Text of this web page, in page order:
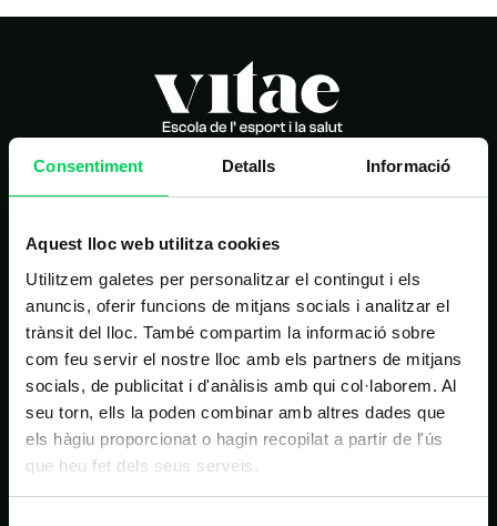
Consentiment Detalls Informació
Aquest lloc web utilitza cookies
Utilitzem galetes per personalitzar el contingut i els
anuncis, oferir funcions de mitjans socials i analitzar el
trànsit del lloc. També compartim la informació sobre
com feu servir el nostre lloc amb els partners de mitjans
socials, de publicitat i d'anàlisis amb qui col·laborem. Al
seu torn, ells la poden combinar amb altres dades que
els hàgiu proporcionat o hagin recopilat a partir de l'ús
que heu fet dels seus serveis.
Estudis
Nosaltres
Alumnes
Noticies
Contacte